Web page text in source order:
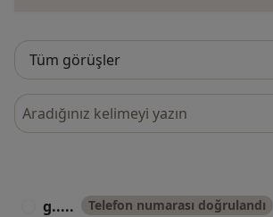
Görüşler içerisinde ara
g..... Telefon numarası doğrulandı